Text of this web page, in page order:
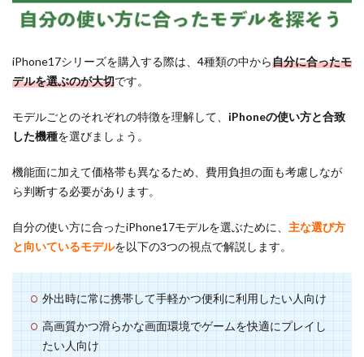
iPhone17シリーズを購入する際は、4種類の中から自分に合ったモ
デルを選ぶのが大切です。
モデルごとのそれぞれの特徴を理解して、 iPhoneの使い方と合致
した機種を選びましょう。
機能面に加えて価格帯も異なるため、費用負担の面も考慮しなが
ら判断する必要があります。
自分の使い方に合ったiPhone17モデルを選ぶために、 主な選び方
と向いているモデルを以下の3つの視点で解説します。
外出時に常に携帯して手軽かつ便利に利用したい人向け
高画質かつ滑らかな画面環境でゲームを快適にプレイし
たい人向け